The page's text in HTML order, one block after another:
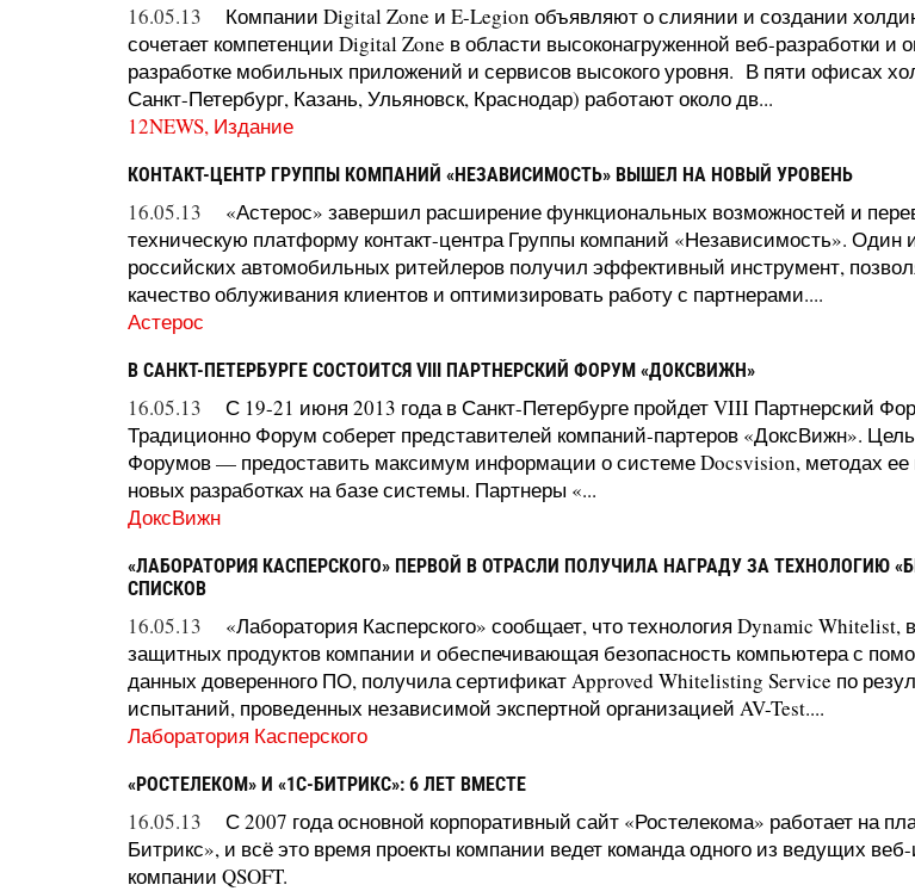
16.05.13
Компании Digital Zone и E-Legion объявляют о слиянии и создании
сочетает компетенции Digital Zone в области высоконагруженной веб-разработки и
разработке мобильных приложений и сервисов высокого уровня. В пяти офисах
Санкт-Петербург, Казань, Ульяновск, Краснодар) работают около дв...
12NEWS, Издание
КОНТАКТ-ЦЕНТР ГРУППЫ КОМПАНИЙ «НЕЗАВИСИМОСТЬ» ВЫШЕЛ НА НОВЫЙ УРОВЕНЬ
16.05.13
«Астерос» завершил расширение функциональных возможностей и
техническую платформу контакт-центра Группы компаний «Независимость». Один
российских автомобильных ритейлеров получил эффективный инструмент,
качество облуживания клиентов и оптимизировать работу с партнерами....
Астерос
В САНКТ-ПЕТЕРБУРГЕ СОСТОИТСЯ VIII ПАРТНЕРСКИЙ ФОРУМ «ДОКСВИЖН»
16.05.13
С 19-21 июня 2013 года в Санкт-Петербурге пройдет VIII Партнерский
Традиционно Форум соберет представителей компаний-партеров «ДоксВижн».
Форумов — предоставить максимум информации о системе Docsvision, методах ее
новых разработках на базе системы. Партнеры «...
ДоксВижн
«ЛАБОРАТОРИЯ КАСПЕРСКОГО» ПЕРВОЙ В ОТРАСЛИ ПОЛУЧИЛА НАГРАДУ ЗА ТЕХНОЛОГИЮ
СПИСКОВ
16.05.13
«Лаборатория Касперского» сообщает, что технология Dynamic Whitelist,
защитных продуктов компании и обеспечивающая безопасность компьютера с
данных доверенного ПО, получила сертификат Approved Whitelisting Service по
испытаний, проведенных независимой экспертной организацией AV-Test....
Лаборатория Касперского
«РОСТЕЛЕКОМ» И «1С-БИТРИКС»: 6 ЛЕТ ВМЕСТЕ
16.05.13
С 2007 года основной корпоративный сайт «Ростелекома» работает на
Битрикс», и всё это время проекты компании ведет команда одного из ведущих веб-
компании QSOFT.